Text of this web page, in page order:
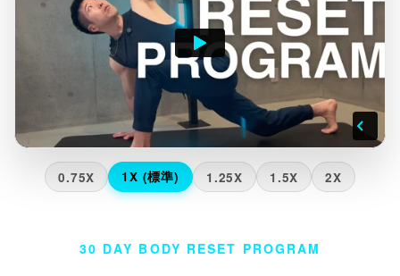
0.75X 1X (標準) 1.25X 1.5X 2X
30 DAY BODY RESET PROGRAM